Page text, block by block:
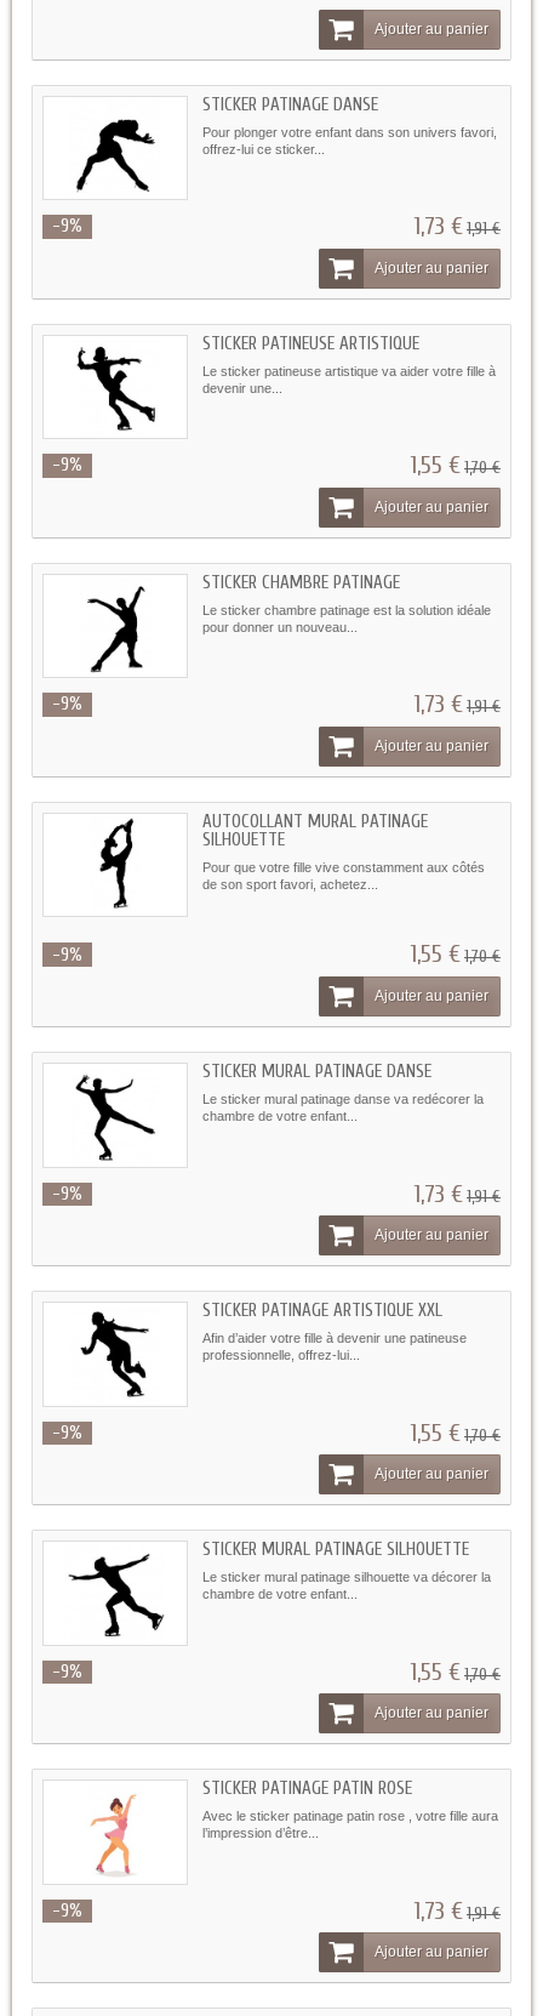
Ajouter au panier
STICKER PATINAGE DANSE
Pour plonger votre enfant dans son univers favori,
offrez-lui ce sticker...
-9% 1,73 €1,91 €
Ajouter au panier
STICKER PATINEUSE ARTISTIQUE
Le sticker patineuse artistique va aider votre fille à
devenir une...
-9% 1,55 €1,70 €
Ajouter au panier
STICKER CHAMBRE PATINAGE
Le sticker chambre patinage est la solution idéale
pour donner un nouveau...
-9% 1,73 €1,91 €
Ajouter au panier
AUTOCOLLANT MURAL PATINAGE
SILHOUETTE
Pour que votre fille vive constamment aux côtés
de son sport favori, achetez...
-9% 1,55 €1,70 €
Ajouter au panier
STICKER MURAL PATINAGE DANSE
Le sticker mural patinage danse va redécorer la
chambre de votre enfant...
-9% 1,73 € 1,91 €
Ajouter au panier
STICKER PATINAGE ARTISTIQUE XXL
Afin d’aider votre fille à devenir une patineuse
professionnelle, offrez-lui...
-9% 1,55 € 1,70 €
Ajouter au panier
STICKER MURAL PATINAGE SILHOUETTE
Le sticker mural patinage silhouette va décorer la
chambre de votre enfant...
-9% 1,55 € 1,70 €
Ajouter au panier
STICKER PATINAGE PATIN ROSE
Avec le sticker patinage patin rose , votre fille aura
l’impression d’être...
-9% 1,73 € 1,91 €
Ajouter au panier